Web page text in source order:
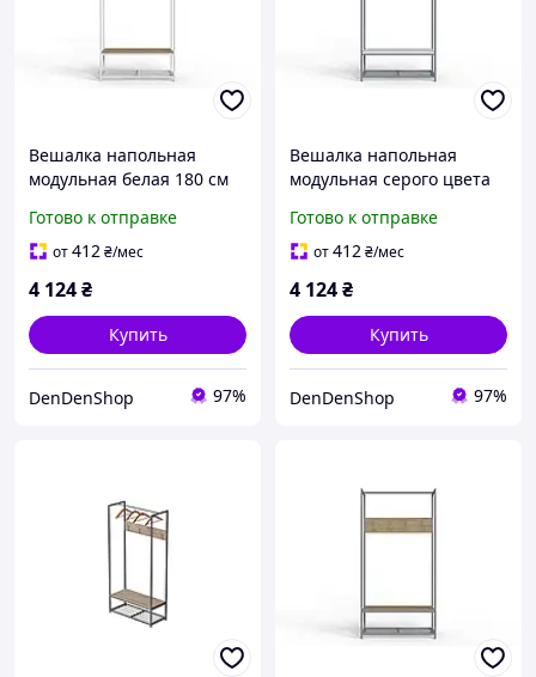
Вешалка напольная
модульная белая 180 см
полками из ДСП и
металла для прихожей
Готово к отправке
от412₴/мес
4 124₴
Купить
DenDenShop 97%
Вешалка напольная
модульная серого цвета
аксессуаров с полками из
ДСП и металла
Готово к отправке
от412₴/мес
4 124₴
Купить
DenDenShop 97%